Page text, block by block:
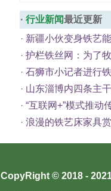
· 行业新闻最近更新
· 新疆小伙变身铁艺
· 护栏铁丝网：为了
· 石狮市小记者进行
· 山东淄博内四条主
· “互联网+”模式推动
· 浪漫的铁艺床家具
CopyRight © 2018 -